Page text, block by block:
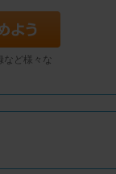
など様々な